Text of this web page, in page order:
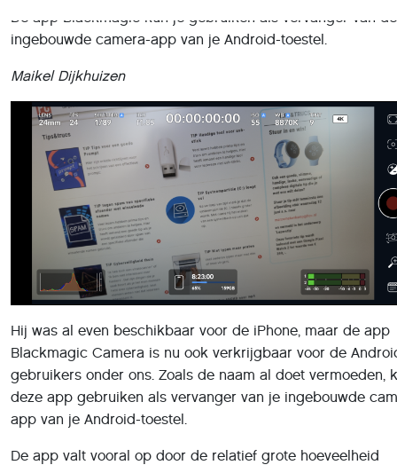
De app Blackmagic kun je gebruiken als vervanger van de
ingebouwde camera-app van je Android-toestel.
Maikel Dijkhuizen
Hij was al even beschikbaar voor de iPhone, maar de app
Blackmagic Camera is nu ook verkrijgbaar voor de
gebruikers onder ons. Zoals de naam al doet vermoeden,
deze app gebruiken als vervanger van je ingebouwde
app van je Android-toestel.
De app valt vooral op door de relatief grote hoeveelheid